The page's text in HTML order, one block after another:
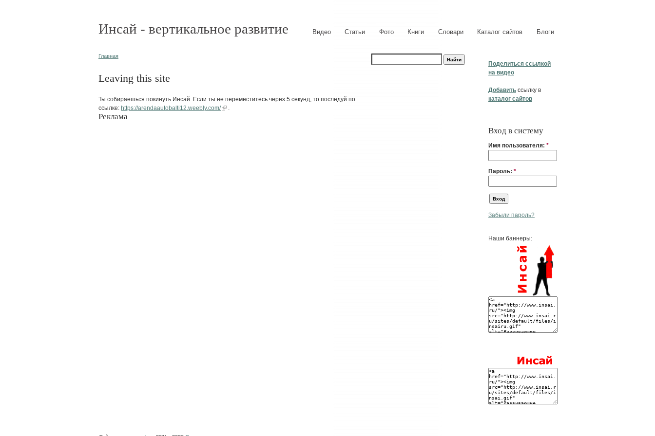
Инсай - вертикальное развитие Видео Статьи Фото Книги Словари Каталог сайтов Блоги
Поделиться ссылкой
на видео
Добавить ссылку в
каталог сайтов
Вход в систему
Имя пользователя: *
Пароль: *
Забыли пароль?
Наши баннеры:
Главная
Leaving this site
Ты собираешься покинуть Инсай. Если ты не переместитесь через 5 секунд, то последуй по
ссылке: https://arendaautobalti12.weebly.com/
Реклама